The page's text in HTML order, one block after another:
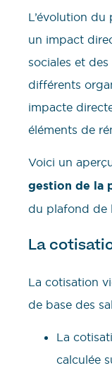
L’évolution du
un impact
sociales et
différents
impacte
éléments de
Voici un
gestion de la
du plafond de
La
La cotisation
de base des
La
calculée